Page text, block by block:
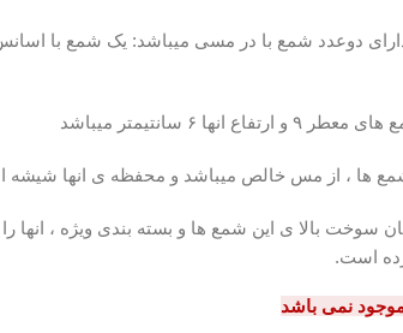
دوعدد شمع با در مسی میباشد: یک شمع با
انها ۶ سانتیمتر میباشد
ها ، از مس خالص میباشد و محفظه ی انها
سوخت بالا ی این شمع ها و بسته بندی ویژه ، انها
است.
موجود نمی باشد